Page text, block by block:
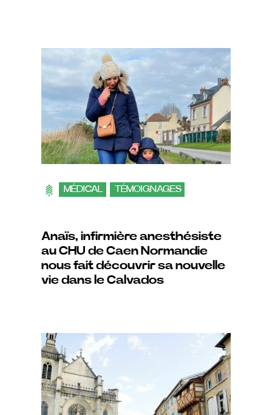
MÉDICAL TÉMOIGNAGES
Anaïs, infirmière anesthésiste
au CHU de Caen Normandie
nous fait découvrir sa nouvelle
vie dans le Calvados